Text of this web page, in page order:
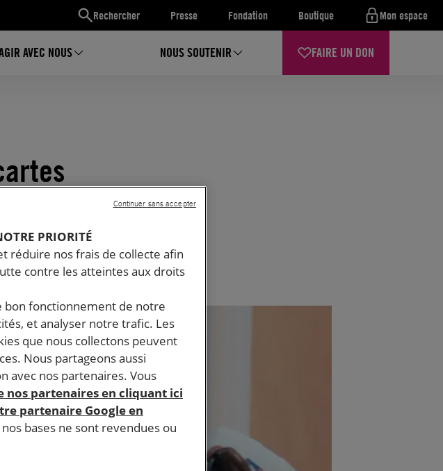
Rechercher Presse Fondation Boutique Mon espace
AVEC NOUS NOUS SOUTENIR FAIRE UN DON
PRIORITÉ
réduire nos frais de collecte afin
contre les atteintes aux droits
bon fonctionnement de notre
et analyser notre trafic. Les
que nous collectons peuvent
Nous partageons aussi
avec nos partenaires. Vous
nos partenaires en cliquant ici
partenaire Google en
bases ne sont revendues ou
Continuer sans accepter